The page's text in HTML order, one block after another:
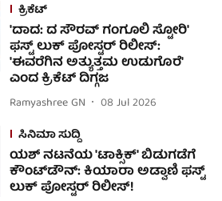
ಕ್ರಿಕೆಟ್
'ದಾದ: ದ ಸೌರವ್ ಗಂಗೂಲಿ ಸ್ಟೋರಿ'
ಫಸ್ಟ್ ಲುಕ್ ಪೋಸ್ಟರ್ ರಿಲೀಸ್:
'ಈವರೆಗಿನ ಅತ್ಯುತ್ತಮ ಉಡುಗೊರೆ'
ಎಂದ ಕ್ರಿಕೆಟ್ ದಿಗ್ಗಜ
Ramyashree GN
08 Jul 2026
ಸಿನಿಮಾ ಸುದ್ದಿ
ಯಶ್ ನಟನೆಯ 'ಟಾಕ್ಸಿಕ್' ಬಿಡುಗಡೆಗೆ
ಕೌಂಟ್‌ಡೌನ್: ಕಿಯಾರಾ ಅಡ್ವಾಣಿ ಫಸ್ಟ್
ಲುಕ್ ಪೋಸ್ಟರ್ ರಿಲೀಸ್!